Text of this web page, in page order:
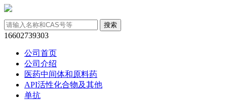
16602739303
公司首页
公司介绍
医药中间体和原料药
API活性化合物及其他
单抗